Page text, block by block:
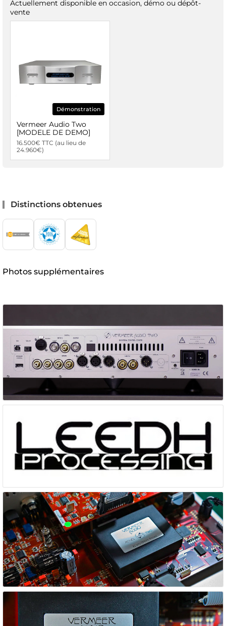
Actuellement disponible en occasion, démo ou dépôt-
vente
Démonstration
Vermeer Audio Two
[MODELE DE DEMO]
16.500€ TTC (au lieu de
24.960€)
Distinctions obtenues
Photos supplémentaires